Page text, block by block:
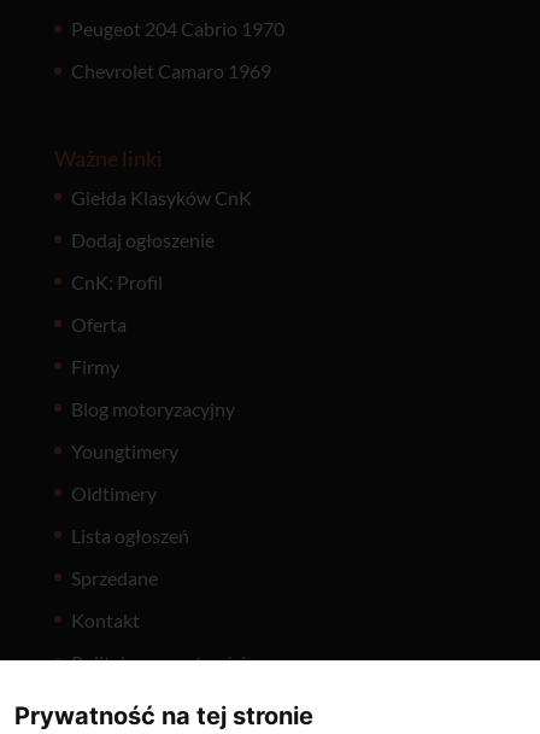
Peugeot 204 Cabrio 1970
Chevrolet Camaro 1969
Ważne linki
Giełda Klasyków CnK
Dodaj ogłoszenie
CnK: Profil
Oferta
Firmy
Blog motoryzacyjny
Youngtimery
Oldtimery
Lista ogłoszeń
Sprzedane
Kontakt
Polityka prywatności
Prywatność na tej stronie